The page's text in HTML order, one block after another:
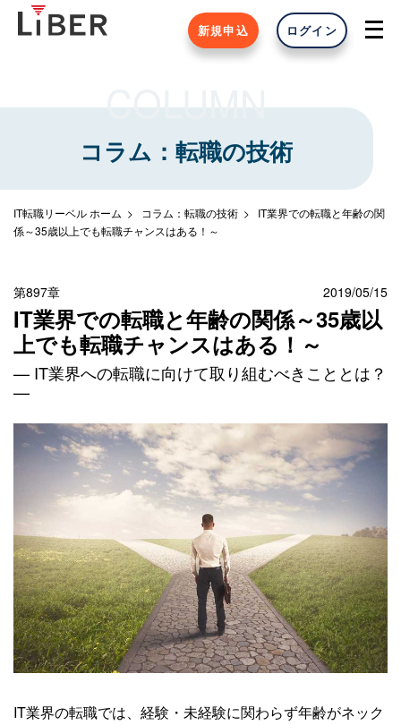
新規申込 ログイン
COLUMN
コラム：転職の技術
IT転職リーベル ホーム コラム：転職の技術
IT業界での転職と年齢の関
係～35歳以上でも転職チャンスはある！～
第897章 2019/05/15
IT業界での転職と年齢の関係～35歳以
上でも転職チャンスはある！～
— IT業界への転職に向けて取り組むべきこととは？
—
IT業界の転職では、経験・未経験に関わらず年齢がネック